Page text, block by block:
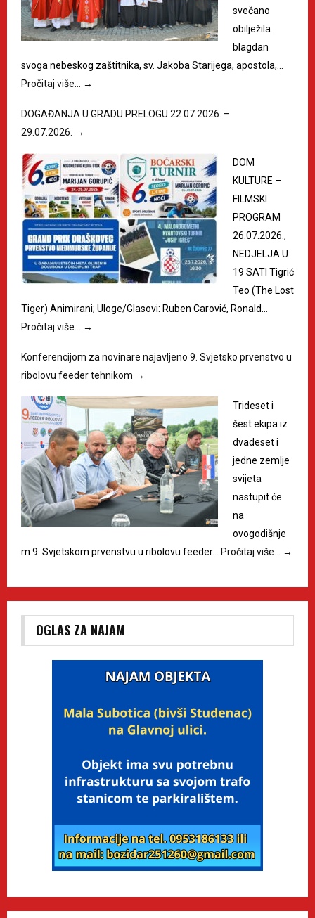
svečano
obilježila
blagdan
svoga nebeskog zaštitnika, sv. Jakoba Starijega, apostola,…
Pročitaj više…
→
DOGAĐANJA U GRADU PRELOGU 22.07.2026. –
29.07.2026. →
DOM
KULTURE –
FILMSKI
PROGRAM
26.07.2026.,
NEDJELJA U
19 SATI Tigrić
Teo (The Lost
Tiger) Animirani; Uloge/Glasovi: Ruben Carović, Ronald…
Pročitaj više…
→
Konferencijom za novinare najavljeno 9. Svjetsko prvenstvo u
ribolovu feeder tehnikom →
Trideset i
šest ekipa iz
dvadeset i
jedne zemlje
svijeta
nastupit će
na
ovogodišnje
m 9. Svjetskom prvenstvu u ribolovu feeder…
Pročitaj više… →
OGLAS ZA NAJAM